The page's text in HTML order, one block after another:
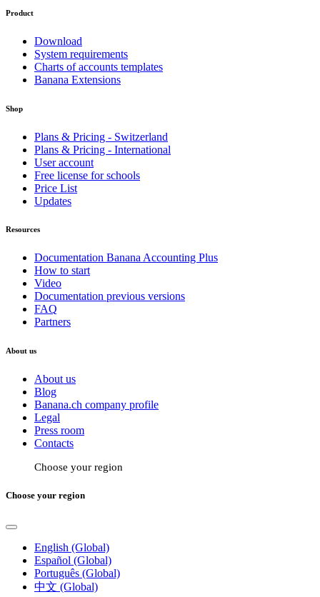
Product
Download
System requirements
Charts of accounts templates
Banana Extensions
Shop
Plans & Pricing - Switzerland
Plans & Pricing - International
User account
Free license for schools
Price List
Updates
Resources
Documentation Banana Accounting Plus
How to start
Video
Documentation previous versions
FAQ
Partners
About us
About us
Blog
Banana.ch company profile
Legal
Press room
Contacts
Choose your region
Choose your region
English (Global)
Español (Global)
Português (Global)
中文 (Global)